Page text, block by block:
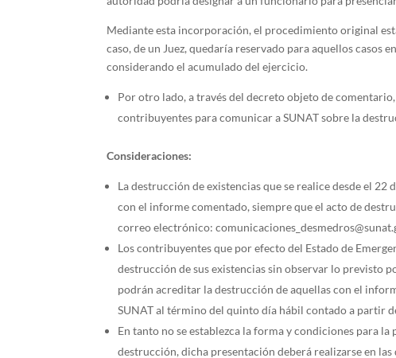
Mediante esta incorporación, el procedimiento original
caso, de un Juez, quedaría reservado para aquellos casos
considerando el acumulado del ejercicio.
Por otro lado, a través del decreto objeto de
contribuyentes para comunicar a SUNAT sobre la
Consideraciones:
La destrucción de existencias que se realice desde el
con el informe comentado, siempre que el acto de
correo electrónico:
Los contribuyentes que por efecto del Estado de
destrucción de sus existencias sin observar lo previsto
podrán acreditar la destrucción de aquellas con el
SUNAT al término del quinto día hábil contado a partir
En tanto no se establezca la forma y condiciones para
destrucción, dicha presentación deberá realizarse en las